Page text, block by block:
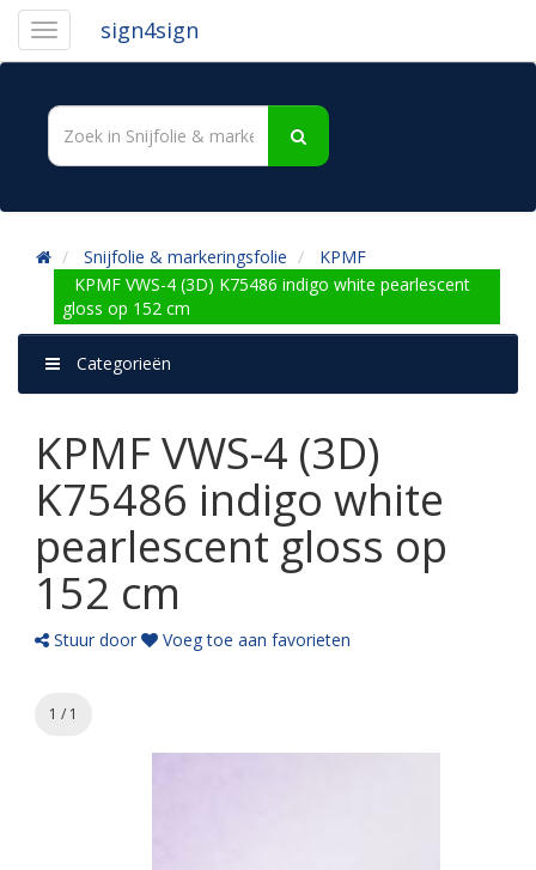
sign4sign
Snijfolie & markeringsfolie
KPMF
KPMF VWS-4 (3D) K75486 indigo white pearlescent
gloss op 152 cm
Categorieën
KPMF VWS-4 (3D)
K75486 indigo white
pearlescent gloss op
152 cm
Stuur door Voeg toe aan favorieten
1 / 1